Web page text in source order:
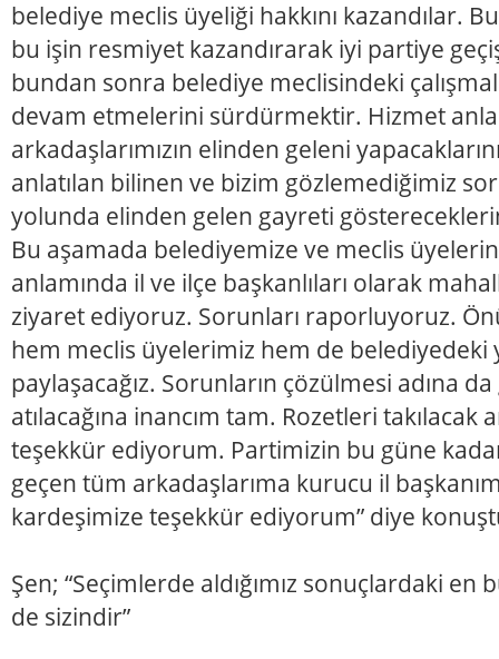
belediye meclis üyeliği hakkını kazandılar.
bu işin resmiyet kazandırarak iyi partiye
bundan sonra belediye meclisindeki
devam etmelerini sürdürmektir. Hizmet
arkadaşlarımızın elinden geleni
anlatılan bilinen ve bizim gözlemediğimiz
yolunda elinden gelen gayreti
Bu aşamada belediyemize ve meclis
anlamında il ve ilçe başkanlıları olarak
ziyaret ediyoruz. Sorunları raporluyoruz.
hem meclis üyelerimiz hem de belediyedeki
paylaşacağız. Sorunların çözülmesi adına
atılacağına inancım tam. Rozetleri takılacak
teşekkür ediyorum. Partimizin bu güne
geçen tüm arkadaşlarıma kurucu il
kardeşimize teşekkür ediyorum” diye
Şen; “Seçimlerde aldığımız sonuçlardaki en
de sizindir”